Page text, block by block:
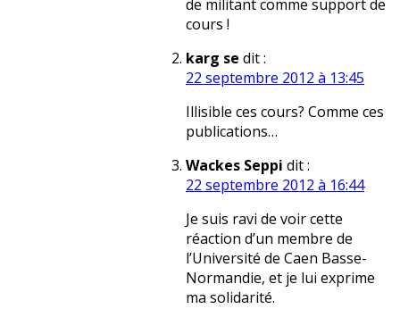
de militant comme support de
cours !
karg se dit :
22 septembre 2012 à 13:45
Illisible ces cours? Comme ces
publications…
Wackes Seppi dit :
22 septembre 2012 à 16:44
Je suis ravi de voir cette
réaction d’un membre de
l’Université de Caen Basse-
Normandie, et je lui exprime
ma solidarité.